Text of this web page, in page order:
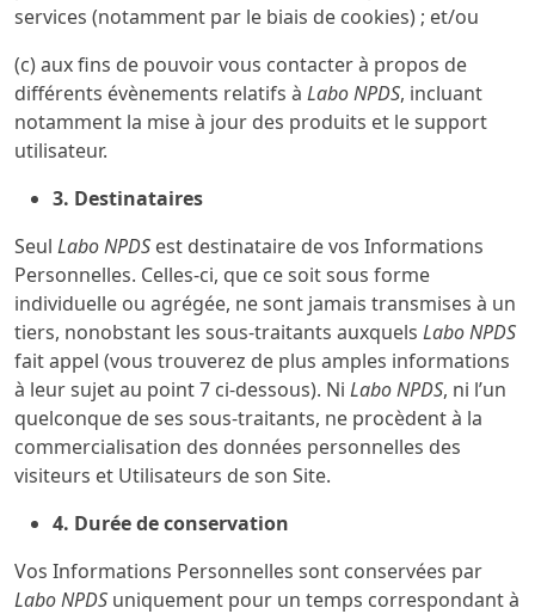
services (notamment par le biais de cookies) ; et/ou
(c) aux fins de pouvoir vous contacter à propos de
différents évènements relatifs à Labo NPDS, incluant
notamment la mise à jour des produits et le support
utilisateur.
3. Destinataires
Seul Labo NPDS est destinataire de vos Informations
Personnelles. Celles-ci, que ce soit sous forme
individuelle ou agrégée, ne sont jamais transmises à un
tiers, nonobstant les sous-traitants auxquels Labo NPDS
fait appel (vous trouverez de plus amples informations
à leur sujet au point 7 ci-dessous). Ni Labo NPDS, ni l’un
quelconque de ses sous-traitants, ne procèdent à la
commercialisation des données personnelles des
visiteurs et Utilisateurs de son Site.
4. Durée de conservation
Vos Informations Personnelles sont conservées par
Labo NPDS uniquement pour un temps correspondant à